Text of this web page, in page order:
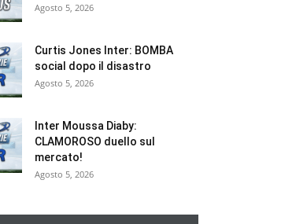
Agosto 5, 2026
Curtis Jones Inter: BOMBA
social dopo il disastro
Agosto 5, 2026
Inter Moussa Diaby:
CLAMOROSO duello sul
mercato!
Agosto 5, 2026